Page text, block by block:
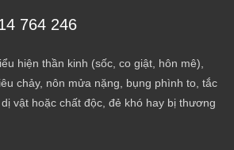
764 246
hiện thần kinh (sốc, co giật, hôn mê),
chảy, nôn mửa nặng, bụng phình to, tắc
vật hoặc chất độc, đẻ khó hay bị thương